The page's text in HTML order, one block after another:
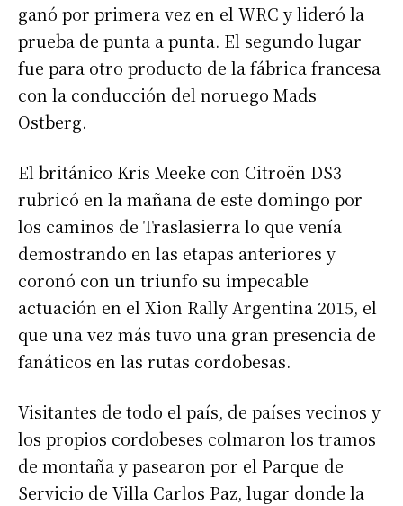
ganó por primera vez en el WRC y lideró la
prueba de punta a punta. El segundo lugar
fue para otro producto de la fábrica francesa
con la conducción del noruego Mads
Ostberg.
El británico Kris Meeke con Citroën DS3
rubricó en la mañana de este domingo por
los caminos de Traslasierra lo que venía
demostrando en las etapas anteriores y
coronó con un triunfo su impecable
actuación en el Xion Rally Argentina 2015, el
que una vez más tuvo una gran presencia de
fanáticos en las rutas cordobesas.
Visitantes de todo el país, de países vecinos y
los propios cordobeses colmaron los tramos
de montaña y pasearon por el Parque de
Servicio de Villa Carlos Paz, lugar donde la